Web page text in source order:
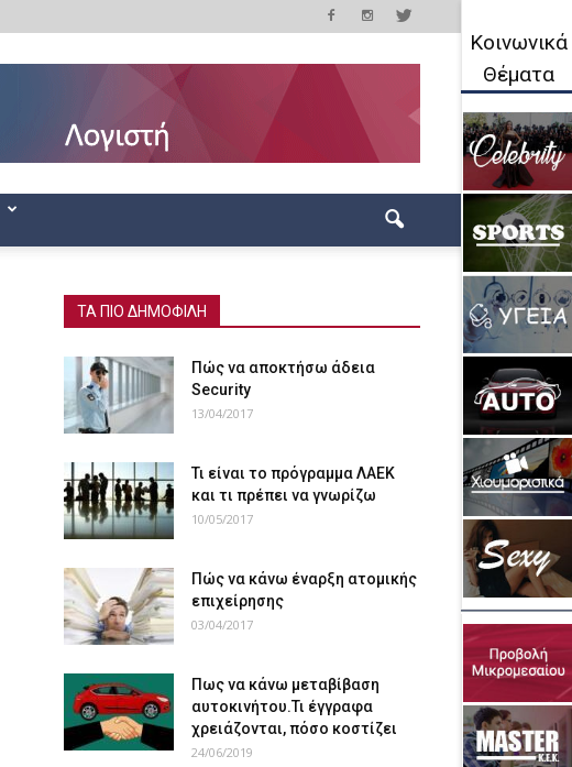
ΤΑ ΠΙΟ ΔΗΜΟΦΙΛΗ
Πώς να αποκτήσω άδεια
Security
13/04/2017
Τι είναι το πρόγραμμα ΛΑΕΚ
και τι πρέπει να γνωρίζω
10/05/2017
Πώς να κάνω έναρξη ατομικής
επιχείρησης
03/04/2017
Πως να κάνω μεταβίβαση
αυτοκινήτου.Τι έγγραφα
χρειάζονται, πόσο κοστίζει
24/06/2019
Κοινωνικά
Θέματα